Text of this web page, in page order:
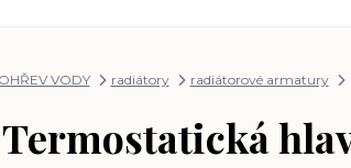
VODY radiátory radiátorové armatury